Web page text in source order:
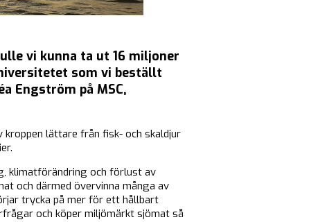
vi kunna ta ut 16 miljoner
som vi beställt
Engström på MSC,
lättare från fisk- och skaldjur
klimatförändring och förlust av
och därmed övervinna många av
trycka på mer för ett hållbart
och köper miljömärkt sjömat så